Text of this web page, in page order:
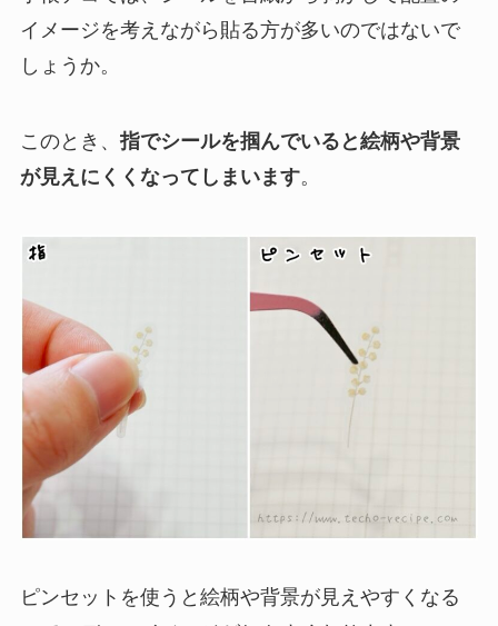
イメージを考えながら貼る方が多いのではないで
しょうか。
このとき、 指でシールを掴んでいると絵柄や背景
が見えにくくなってしまいます。
ピンセットを使うと絵柄や背景が見えやすくなる